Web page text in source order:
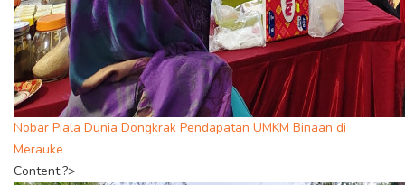
Nobar Piala Dunia Dongkrak Pendapatan UMKM Binaan di
Merauke
Content;?>